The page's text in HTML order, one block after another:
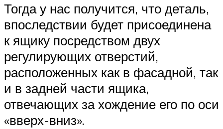
Тогда у нас получится, что деталь,
впоследствии будет присоединена
к ящику посредством двух
регулирующих отверстий,
расположенных как в фасадной, так
и в задней части ящика,
отвечающих за хождение его по оси
«вверх-вниз».